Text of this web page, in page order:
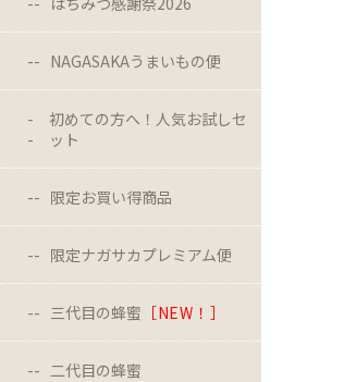
NAGASAKAうまいもの便
初めての方へ！人気お試しセ
ット
限定お買い得商品
限定ナガサカプレミアム便
三代目の蜂蜜 ［NEW！］
二代目の蜂蜜